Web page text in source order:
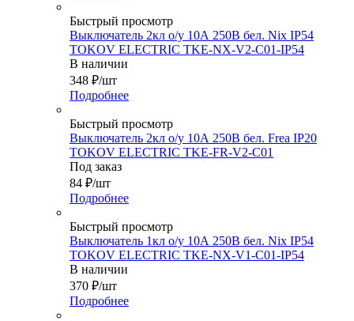
Быстрый просмотр
Выключатель 2кл о/у 10А 250В бел. Nix IP54
TOKOV ELECTRIC TKE-NX-V2-C01-IP54
В наличии
348 ₽/шт
Подробнее
Быстрый просмотр
Выключатель 2кл о/у 10А 250В бел. Frea IP20
TOKOV ELECTRIC TKE-FR-V2-C01
Под заказ
84 ₽/шт
Подробнее
Быстрый просмотр
Выключатель 1кл о/у 10А 250В бел. Nix IP54
TOKOV ELECTRIC TKE-NX-V1-C01-IP54
В наличии
370 ₽/шт
Подробнее